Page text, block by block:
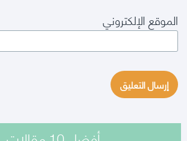
الموقع الإلكتروني